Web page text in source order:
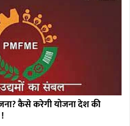
कैसे करेगी योजना देश की